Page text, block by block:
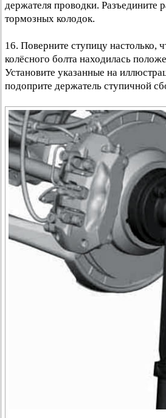
держателя проводки. Разъедините
тормозных колодок.
16. Поверните ступицу настолько,
колёсного болта находилась
Установите указанные на
подоприте держатель ступичной